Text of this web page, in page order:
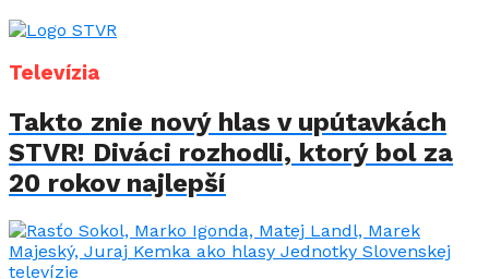
Televízia
Takto znie nový hlas v upútavkách
STVR! Diváci rozhodli, ktorý bol za
20 rokov najlepší